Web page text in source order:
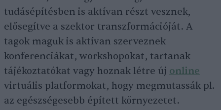
tudásépítésben is aktívan részt vesznek,
elősegítve a szektor transzformációját. A
tagok maguk is aktívan szerveznek
konferenciákat, workshopokat, tartanak
tájékoztatókat vagy hoznak létre új online
virtuális platformokat, hogy megmutassák pl.
az egészségesebb épített környezetet.